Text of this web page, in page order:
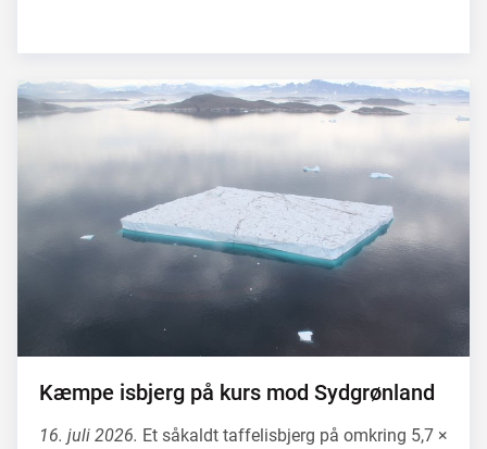
Kæmpe isbjerg på kurs mod Sydgrønland
16. juli 2026. Et såkaldt taffelisbjerg på omkring 5,7 ×